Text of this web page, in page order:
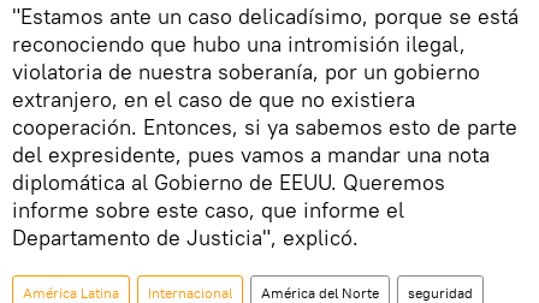
"Estamos ante un caso delicadísimo, porque se está
reconociendo que hubo una intromisión ilegal,
violatoria de nuestra soberanía, por un gobierno
extranjero, en el caso de que no existiera
cooperación. Entonces, si ya sabemos esto de parte
del expresidente, pues vamos a mandar una nota
diplomática al Gobierno de EEUU. Queremos
informe sobre este caso, que informe el
Departamento de Justicia", explicó.
América Latina Internacional América del Norte seguridad